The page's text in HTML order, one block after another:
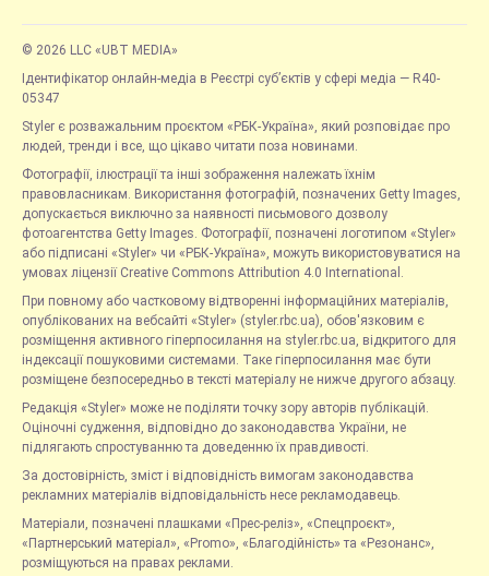
© 2026 LLC «UBT MEDIA»
Ідентифікатор онлайн-медіа в Реєстрі суб’єктів у сфері медіа — R40-
05347
Styler є розважальним проєктом «РБК-Україна», який розповідає про
людей, тренди і все, що цікаво читати поза новинами.
Фотографії, ілюстрації та інші зображення належать їхнім
правовласникам. Використання фотографій, позначених Getty Images,
допускається виключно за наявності письмового дозволу
фотоагентства Getty Images. Фотографії, позначені логотипом «Styler»
або підписані «Styler» чи «РБК-Україна», можуть використовуватися на
умовах ліцензії Creative Commons Attribution 4.0 International.
При повному або частковому відтворенні інформаційних матеріалів,
опублікованих на вебсайті «Styler» (styler.rbc.ua), обов'язковим є
розміщення активного гіперпосилання на styler.rbc.ua, відкритого для
індексації пошуковими системами. Таке гіперпосилання має бути
розміщене безпосередньо в тексті матеріалу не нижче другого абзацу.
Редакція «Styler» може не поділяти точку зору авторів публікацій.
Оціночні судження, відповідно до законодавства України, не
підлягають спростуванню та доведенню їх правдивості.
За достовірність, зміст і відповідність вимогам законодавства
рекламних матеріалів відповідальність несе рекламодавець.
Матеріали, позначені плашками «Прес-реліз», «Спецпроєкт»,
«Партнерський матеріал», «Promo», «Благодійність» та «Резонанс»,
розміщуються на правах реклами.